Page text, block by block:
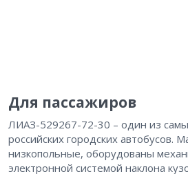
Для пассажиров
ЛИАЗ-529267-72-30 – один из
российских городских автобусов.
низкопольные, оборудованы
электронной системой наклона